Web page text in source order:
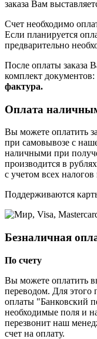
заказа Вам
Счет необходимо
Если планируется
предварительно
После оплаты заказа
комплект документов:
фактура.
Оплата
Вы можете оплатить
при самовывозе с
наличными при
производится в
с учетом всех
Поддерживаются
Безналичная
По счету
Вы можете оплатить
переводом. Для этого
оплаты "Банковский
необходимые поля и
перезвонит наш
счет на оплату.